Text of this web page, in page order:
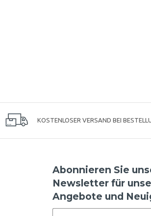
KOSTENLOSER VERSAND BEI
Abonnieren Sie
Newsletter für
Angebote und